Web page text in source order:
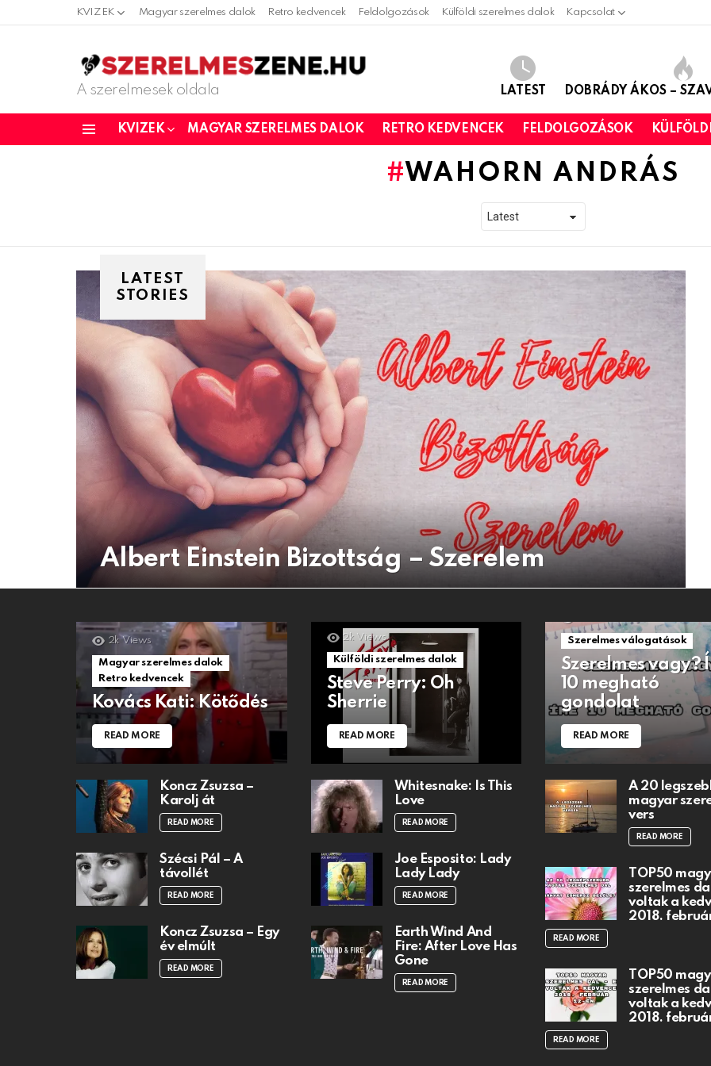
KVIZEK Magyar szerelmes dalok Retro kedvencek Feldolgozások Külföldi szerelmes dalok Kapcsolat
A szerelmesek oldala LATEST DOBRÁDY ÁKOS –
KVIZEK MAGYAR SZERELMES DALOK RETRO KEDVENCEK FELDOLGOZÁSOK
WAHORN ANDRÁS
LATEST
STORIES
Albert Einstein Bizottság – Szerelem
2k Views
Magyar szerelmes dalok
Retro kedvencek
Kovács Kati: Kötődés
READ MORE
Koncz Zsuzsa –
Karolj át
READ MORE
Szécsi Pál – A
távollét
READ MORE
Koncz Zsuzsa – Egy
év elmúlt
READ MORE
2k Views
Külföldi szerelmes dalok
Steve Perry: Oh
Sherrie
READ MORE
Whitesnake: Is This
Love
READ MORE
Joe Esposito: Lady
Lady Lady
READ MORE
Earth Wind And
Fire: After Love Has
Gone
READ MORE
Szerelmes válogatások
Szerelmes vagy?
10 megható
gondolat
READ MORE
A 20
magyar
vers
READ MORE
TOP50
szerelmes
voltak a
2018.
READ MORE
TOP50
szerelmes
voltak a
2018.
READ MORE